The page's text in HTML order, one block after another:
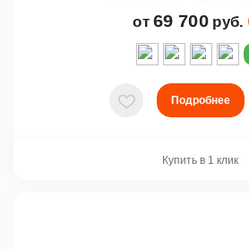
от 69 700 руб.
В избранное
Подробнее
Купить в 1 клик